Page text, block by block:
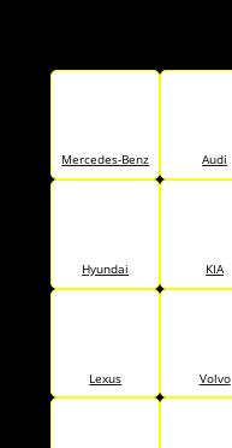
Mercedes-Benz Audi
Hyundai KIA
Lexus Volvo